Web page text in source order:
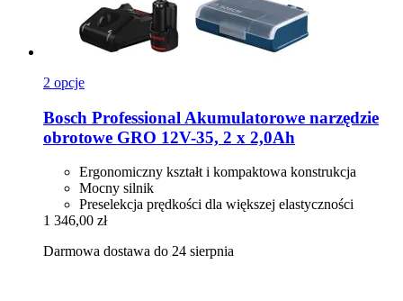
2 opcje
Bosch Professional Akumulatorowe narzędzie
obrotowe GRO 12V-​35, 2 x 2,0Ah
Ergonomiczny kształt i kompaktowa konstrukcja
Mocny silnik
Preselekcja prędkości dla większej elastyczności
1 346,00 zł
Darmowa dostawa do 24 sierpnia